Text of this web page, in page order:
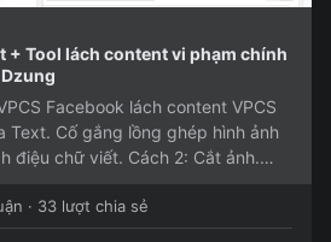
+ Tool lách content vi phạm chính
Facebook lách content VPCS
Text. Cố gắng lồng ghép hình ảnh
điệu chữ viết. Cách 2: Cắt ảnh.
· 33 lượt chia sẻ